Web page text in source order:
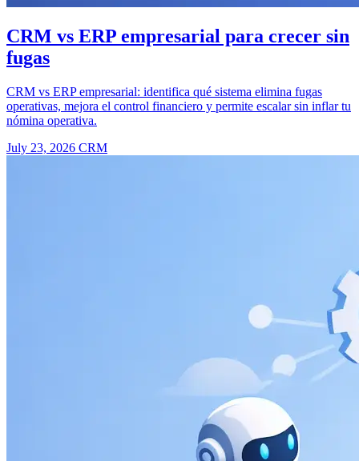
CRM vs ERP empresarial para crecer sin
fugas
CRM vs ERP empresarial: identifica qué sistema elimina fugas
operativas, mejora el control financiero y permite escalar sin inflar tu
nómina operativa.
July 23, 2026 CRM